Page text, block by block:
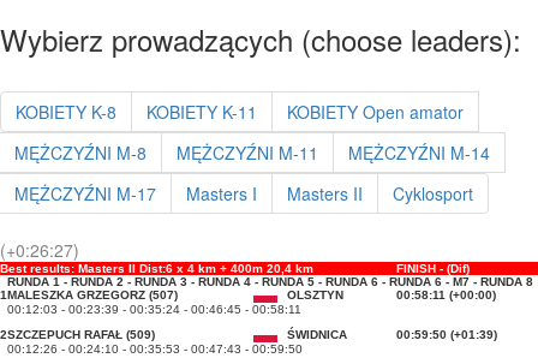
Wybierz prowadzących (choose leaders):
KOBIETY K-8 KOBIETY K-11
KOBIETY Open amator
MĘŻCZYŹNI M-8
MĘŻCZYŹNI M-11
MĘŻCZYŹNI M-14
MĘŻCZYŹNI M-17
Masters I Masters II Cyklosport
(+0:26:27)
Best results: Masters II Dist:6 x 4 km + 400m 20,4 km
FINISH - (Dif)
RUNDA 1 - RUNDA 2 - RUNDA 3 - RUNDA 4 - RUNDA 5 - RUNDA 6 - RUNDA 6 - M7 - RUNDA 8
1MALESZKA GRZEGORZ (507) OLSZTYN
00:58:11 (+00:00)
00:12:03 - 00:23:39 - 00:35:24 - 00:46:45 - 00:58:11
2SZCZEPUCH RAFAŁ (509) ŚWIDNICA
00:59:50 (+01:39)
00:12:26 - 00:24:10 - 00:35:53 - 00:47:43 - 00:59:50